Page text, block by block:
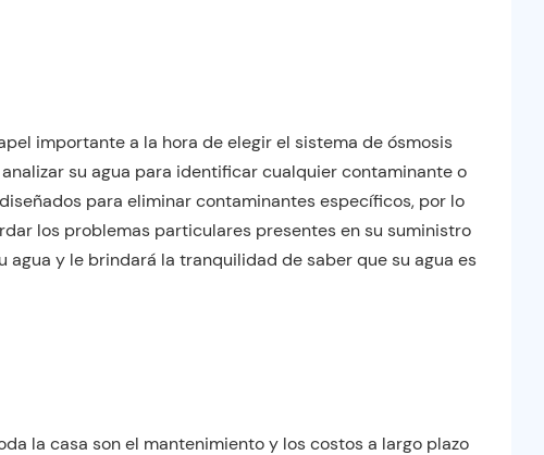
importante a la hora de elegir el sistema de ósmosis
su agua para identificar cualquier contaminante o
para eliminar contaminantes específicos, por lo
los problemas particulares presentes en su suministro
y le brindará la tranquilidad de saber que su agua es
la casa son el mantenimiento y los costos a largo plazo